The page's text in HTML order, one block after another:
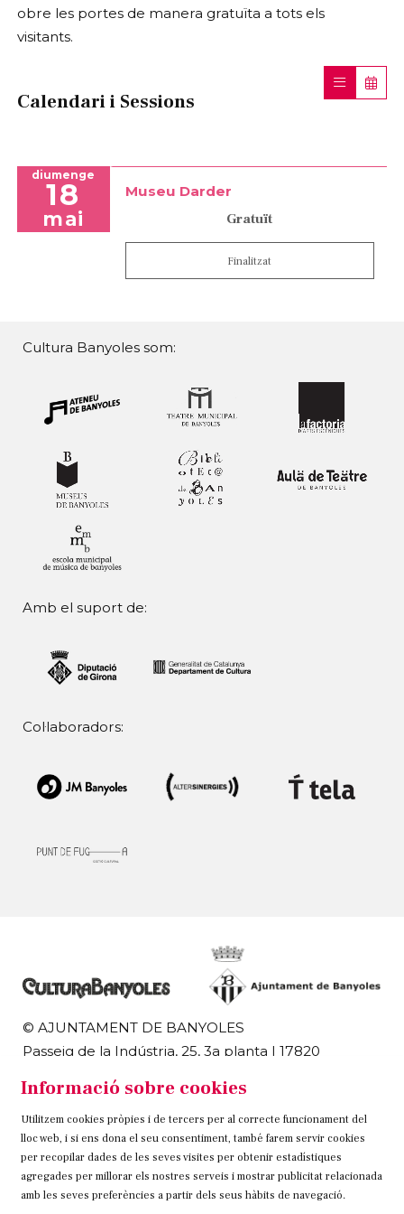
obre les portes de manera gratuïta a tots els
visitants.
Calendari i Sessions
diumenge
18
mai
Museu Darder
Gratuït
Finalitzat
Cultura Banyoles som:
Amb el suport de:
Col·laboradors:
© AJUNTAMENT DE BANYOLES
Passeig de la Indústria, 25, 3a planta | 17820
972 58 18 48 | 972 57 00 50
Sitemap Avís Legal Ús de Cookies Contacteu
Link a instagram
Link a twitter
Link a facebook
Informació sobre cookies
Utilitzem cookies pròpies i de tercers per al correcte funcionament del
lloc web, i si ens dona el seu consentiment, també farem servir cookies
per recopilar dades de les seves visites per obtenir estadístiques
agregades per millorar els nostres serveis i mostrar publicitat relacionada
amb les seves preferències a partir dels seus hàbits de navegació.